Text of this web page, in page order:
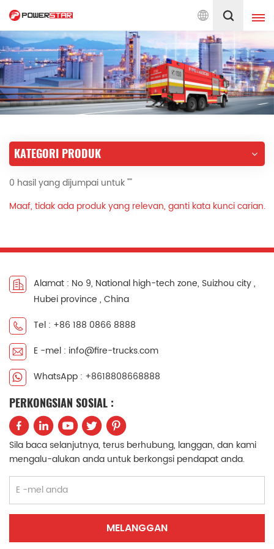
Perkhidmatan Jentera Bomba Sejak 1990 Melayu
English français
Deutsch русский
português
العربية
한국의 Türkçe
中文
Filipino
српски
KATEGORI PRODUK
0 hasil yang dijumpai untuk ""
Maaf, tidak ada produk yang relevan, ganti kata kunci carian.
Alamat : No 9, National high-tech zone, Suizhou city ,
Hubei province , China
Tel : +86 188 0866 8888
E -mel : info@fire-trucks.com
WhatsApp : +8618808668888
PERKONGSIAN SOSIAL :
Sila baca selanjutnya, terus berhubung, langgan, dan kami
mengalu-alukan anda untuk berkongsi pendapat anda.